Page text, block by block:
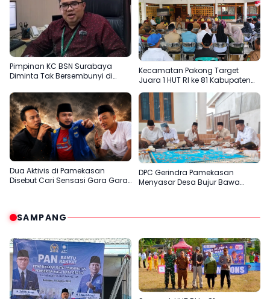
Pimpinan KC BSN Surabaya
Diminta Tak Bersembunyi di
Kecamatan Pakong Target
Juara 1 HUT RI ke 81 Kabupaten
Dua Aktivis di Pamekasan
Disebut Cari Sensasi Gara Gara
DPC Gerindra Pamekasan
Menyasar Desa Bujur Bawa
SAMPANG